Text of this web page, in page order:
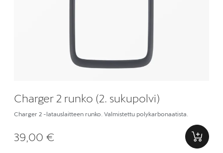
Charger 2 runko (2. sukupolvi)
Charger 2 -latauslaitteen runko. Valmistettu polykarbonaatista.
39,00 €